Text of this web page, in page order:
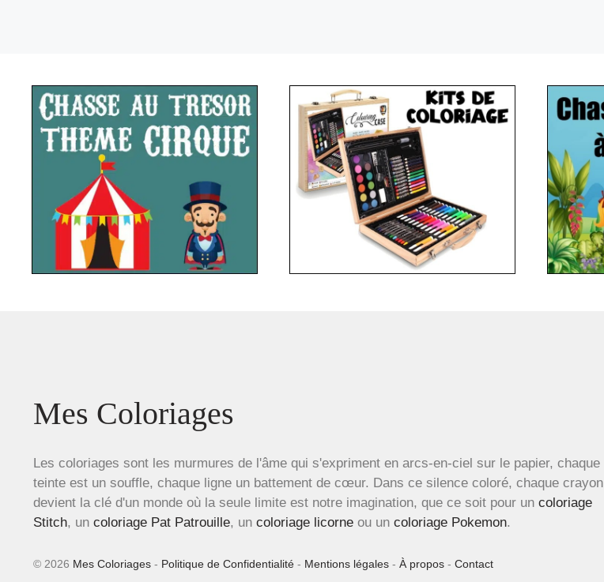
Mes Coloriages
Les coloriages sont les murmures de l'âme qui s'expriment en arcs-en-ciel sur le papier, chaque
teinte est un souffle, chaque ligne un battement de cœur. Dans ce silence coloré, chaque crayon
devient la clé d'un monde où la seule limite est notre imagination, que ce soit pour un coloriage
Stitch, un coloriage Pat Patrouille, un coloriage licorne ou un coloriage Pokemon.
© 2026 Mes Coloriages - Politique de Confidentialité - Mentions légales - À propos - Contact